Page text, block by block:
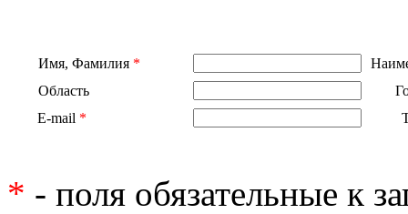
Имя, Фамилия *
Область
E-mail *
* - поля обязательные к